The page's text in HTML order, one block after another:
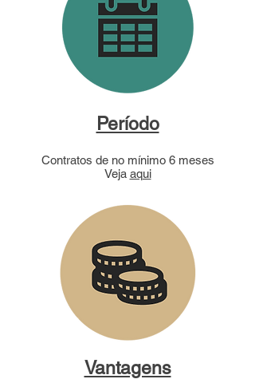
Período
Contratos de no mínimo 6 meses
Veja aqui
Vantagens